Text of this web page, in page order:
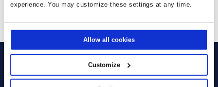
experience. You may customize these settings at any time.
Allow all cookies
Customize